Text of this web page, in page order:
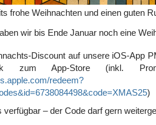
frohe Weihnachten und einen guten
wir bis Ende Januar noch eine
Discount auf unsere iOS-App
zum App-Store (inkl.
redeem?
)
verfügbar – der Code darf gern